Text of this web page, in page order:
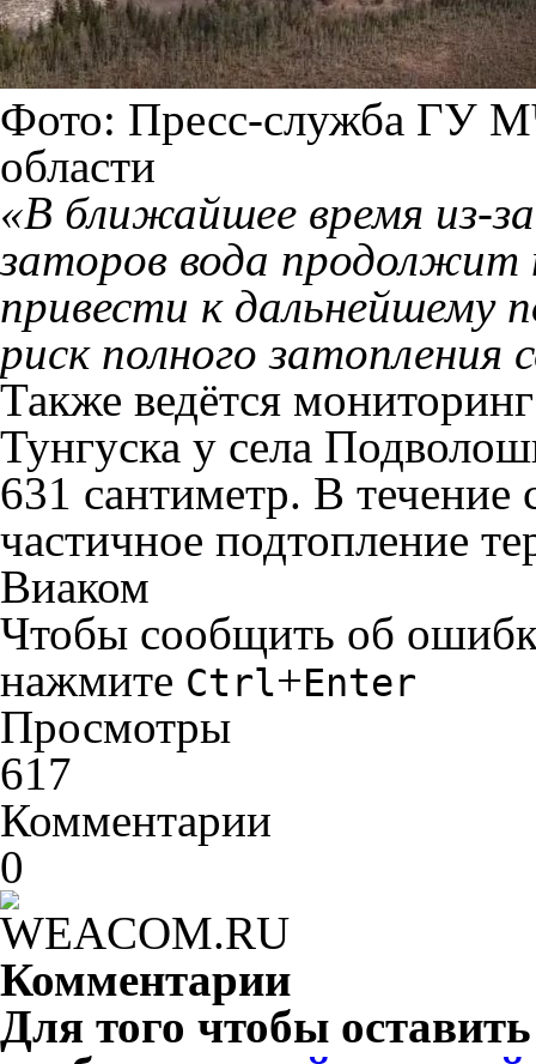
Фото: Пресс-служба ГУ
области
«В ближайшее время из-за
заторов вода
привести к дальнейшему
риск полного затопления
Также ведётся
Тунгуска у села
631 сантиметр. В
частичное подтопление
Виаком
Чтобы сообщить об
нажмите Ctrl+Enter
Просмотры
617
Комментарии
0
Комментарии
Для того чтобы